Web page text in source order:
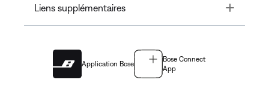
Liens supplémentaires Toggle
Application Bose
Bose Connect
App